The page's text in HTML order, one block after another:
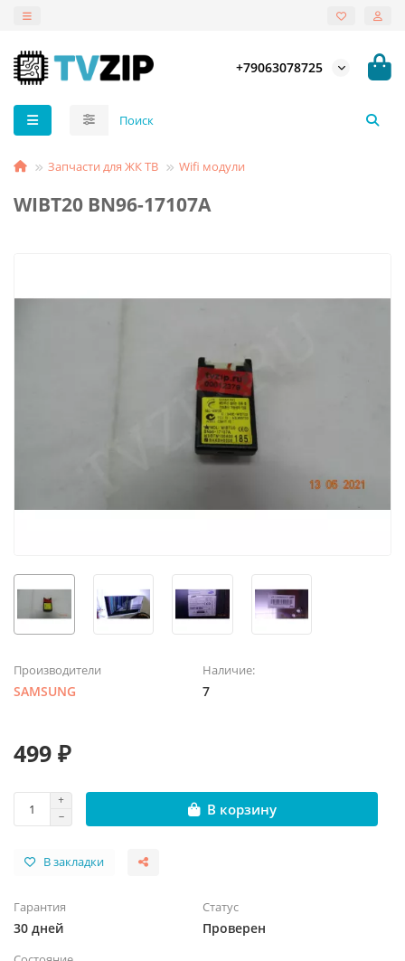
+79063078725
Запчасти для ЖК ТВ Wifi модули
WIBT20 BN96-17107A
Производители
SAMSUNG
Наличие:
7
499 ₽
В корзину
В закладки
Гарантия
30 дней
Статус
Проверен